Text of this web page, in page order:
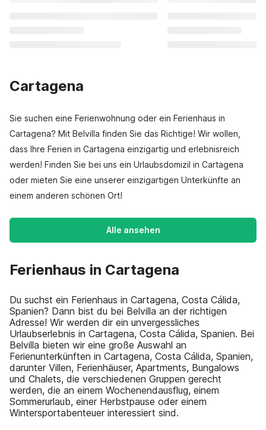
Cartagena
Sie suchen eine Ferienwohnung oder ein Ferienhaus in
Cartagena? Mit Belvilla finden Sie das Richtige! Wir wollen,
dass Ihre Ferien in Cartagena einzigartig und erlebnisreich
werden! Finden Sie bei uns ein Urlaubsdomizil in Cartagena
oder mieten Sie eine unserer einzigartigen Unterkünfte an
einem anderen schönen Ort!
Alle ansehen
Ferienhaus in Cartagena
Du suchst ein Ferienhaus in Cartagena, Costa Cálida,
Spanien? Dann bist du bei Belvilla an der richtigen
Adresse! Wir werden dir ein unvergessliches
Urlaubserlebnis in Cartagena, Costa Cálida, Spanien. Bei
Belvilla bieten wir eine große Auswahl an
Ferienunterkünften in Cartagena, Costa Cálida, Spanien,
darunter Villen, Ferienhäuser, Apartments, Bungalows
und Chalets, die verschiedenen Gruppen gerecht
werden, die an einem Wochenendausflug, einem
Sommerurlaub, einer Herbstpause oder einem
Wintersportabenteuer interessiert sind.